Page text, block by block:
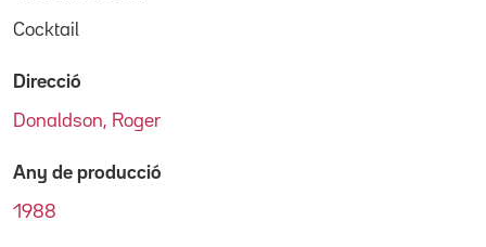
Cocktail
Direcció
Donaldson, Roger
Any de producció
1988